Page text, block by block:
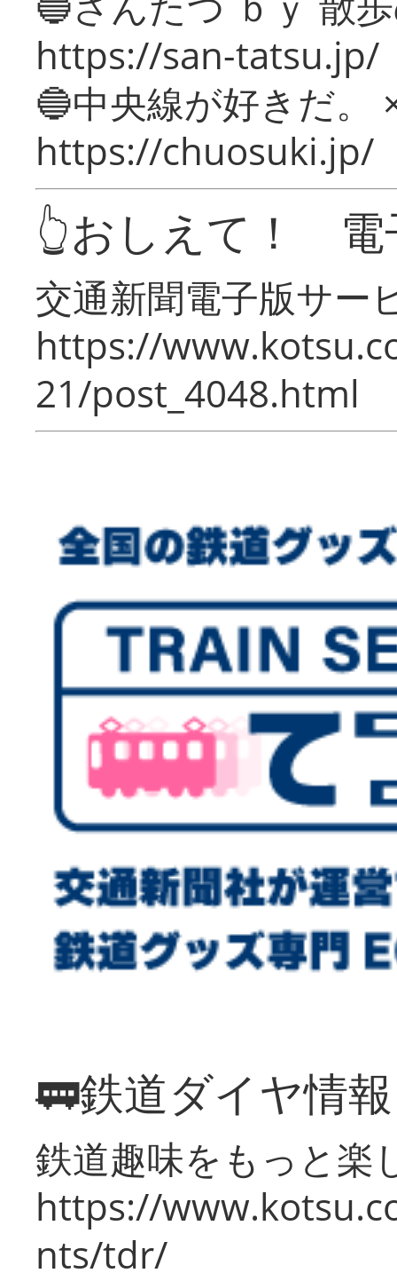
https://san-tatsu.jp/
🔵中央線が好きだ。
https://chuosuki.jp/
👆おしえて！ 電
交通新聞電子版サー
https://
21/post_4048.html
🚃鉄道ダイヤ情
鉄道趣味をもっと楽
https://
nts/tdr/